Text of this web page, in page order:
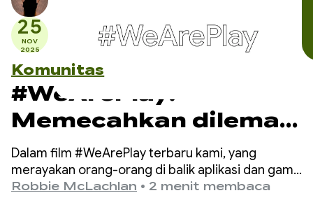
25
NOV
2025
Komunitas
#WeArePlay:
Memecahkan dilema
makan malam - cara
DELISH KITCHEN
memberdayakan 13
Dalam film #WeArePlay terbaru kami, yang
merayakan orang-orang di balik aplikasi dan game
di Google Play, kami bertemu Chiharu, salah satu
Robbie McLachlan • 2 menit membaca